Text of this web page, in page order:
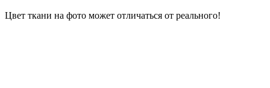
Цвет ткани на фото может отличаться от реального!